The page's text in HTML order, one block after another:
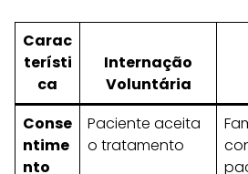
Carac
terísti
ca
Internação
Voluntária
Conse
ntime
nto
Paciente aceita
o tratamento